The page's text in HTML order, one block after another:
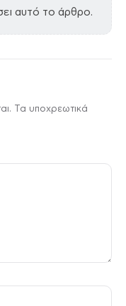
αυτό το άρθρο.
Τα υποχρεωτικά